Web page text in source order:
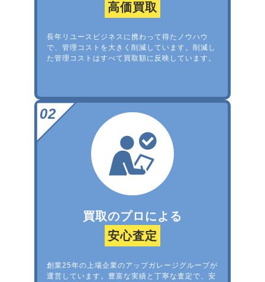
高価買取
長年リユースビジネスに携わって得たノウハウ
で、管理コストを大きく削減しています。削減し
た管理コストはすべて買取額に反映しています。
買取のプロによる
安心査定
創業25年の上場企業のアップガレージグループが
運営しています。豊富な実績と丁寧な査定で、安